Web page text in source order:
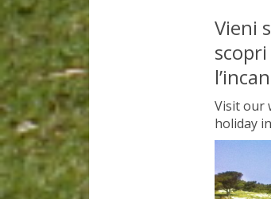
Vieni
Visit our
holiday